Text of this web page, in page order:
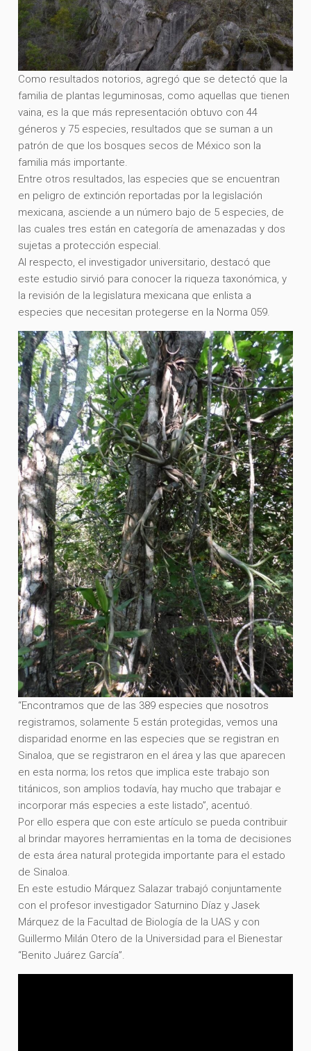
Como resultados notorios, agregó que se detectó que la
familia de plantas leguminosas, como aquellas que tienen
vaina, es la que más representación obtuvo con 44
géneros y 75 especies, resultados que se suman a un
patrón de que los bosques secos de México son la
familia más importante.
Entre otros resultados, las especies que se encuentran
en peligro de extinción reportadas por la legislación
mexicana, asciende a un número bajo de 5 especies, de
las cuales tres están en categoría de amenazadas y dos
sujetas a protección especial.
Al respecto, el investigador universitario, destacó que
este estudio sirvió para conocer la riqueza taxonómica, y
la revisión de la legislatura mexicana que enlista a
especies que necesitan protegerse en la Norma 059.
“Encontramos que de las 389 especies que nosotros
registramos, solamente 5 están protegidas, vemos una
disparidad enorme en las especies que se registran en
Sinaloa, que se registraron en el área y las que aparecen
en esta norma; los retos que implica este trabajo son
titánicos, son amplios todavía, hay mucho que trabajar e
incorporar más especies a este listado”, acentuó.
Por ello espera que con este artículo se pueda contribuir
al brindar mayores herramientas en la toma de decisiones
de esta área natural protegida importante para el estado
de Sinaloa.
En este estudio Márquez Salazar trabajó conjuntamente
con el profesor investigador Saturnino Díaz y Jasek
Márquez de la Facultad de Biología de la UAS y con
Guillermo Milán Otero de la Universidad para el Bienestar
“Benito Juárez García”.